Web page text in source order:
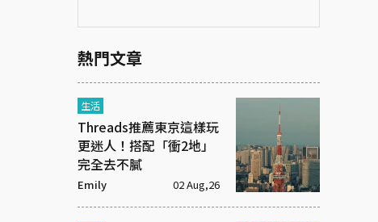
熱門文章
生活
Threads推薦東京這樣玩
更迷人！搭配「衝2地」
完全去不膩
Emily 02 Aug,26